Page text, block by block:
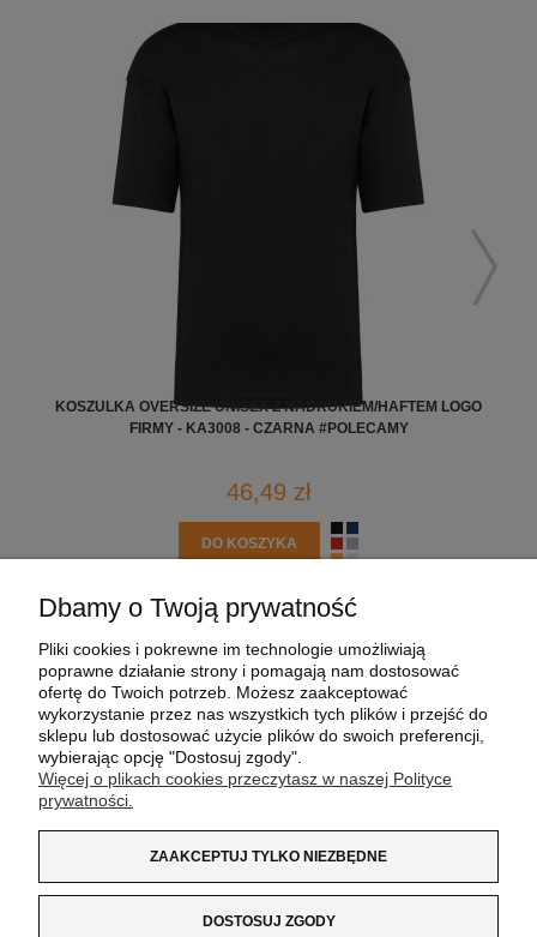
KOSZULKA OVERSIZE UNISEX Z NADRUKIEM/HAFTEM LOGO
FIRMY - KA3008 - CZARNA #POLECAMY
46,49 zł
DO KOSZYKA
MOJE KONTO
PŁATNOŚCI I DOSTAWA
O NAS
Dbamy o Twoją prywatność
Pliki cookies i pokrewne im technologie umożliwiają
poprawne działanie strony i pomagają nam dostosować
ofertę do Twoich potrzeb. Możesz zaakceptować
wykorzystanie przez nas wszystkich tych plików i przejść do
sklepu lub dostosować użycie plików do swoich preferencji,
wybierając opcję "Dostosuj zgody".
Więcej o plikach cookies przeczytasz w naszej Polityce
prywatności.
ZAAKCEPTUJ TYLKO NIEZBĘDNE
DOSTOSUJ ZGODY